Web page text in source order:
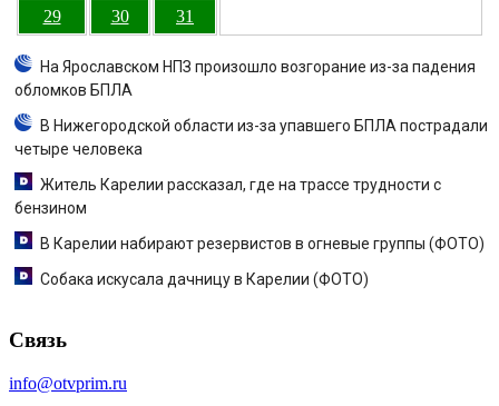
29 30 31
На Ярославском НПЗ произошло возгорание из-за падения
обломков БПЛА
В Нижегородской области из-за упавшего БПЛА пострадали
четыре человека
Житель Карелии рассказал, где на трассе трудности с
бензином
В Карелии набирают резервистов в огневые группы (ФОТО)
Собака искусала дачницу в Карелии (ФОТО)
Связь
info@otvprim.ru